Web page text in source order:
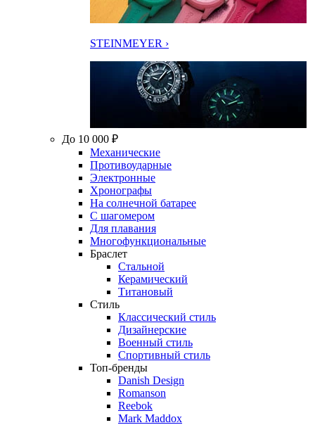
STEINMEYER ›
До 10 000 ₽
Механические
Противоударные
Электронные
Хронографы
На солнечной батарее
С шагомером
Для плавания
Многофункциональные
Браслет
Стальной
Керамический
Титановый
Стиль
Классический стиль
Дизайнерские
Военный стиль
Спортивный стиль
Топ-бренды
Danish Design
Romanson
Reebok
Mark Maddox